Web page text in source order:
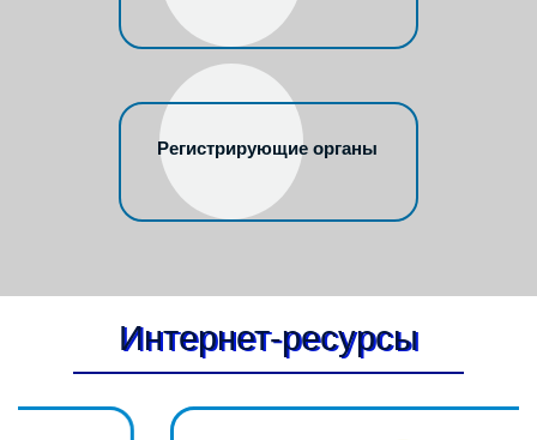
Регистрирующие органы
Интернет-ресурсы